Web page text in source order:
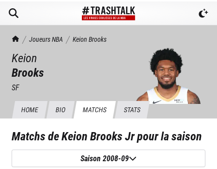
TrashTalk Actu NBA
Joueurs NBA Keion Brooks
Keion
Brooks
SF
HOME BIO MATCHS STATS
Matchs deKeion Brooks Jrpour la saison
Saison 2008-09